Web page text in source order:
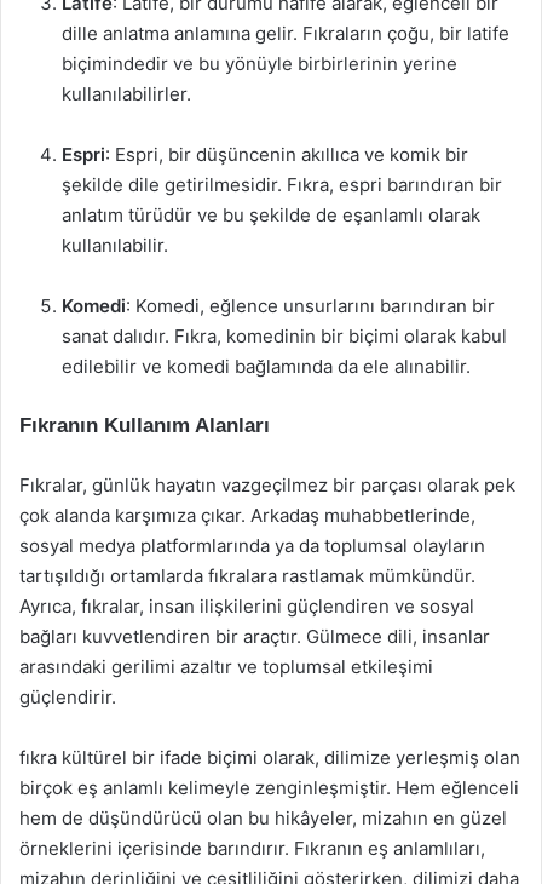
dille anlatma anlamına gelir. Fıkraların çoğu, bir latife
biçimindedir ve bu yönüyle birbirlerinin yerine
kullanılabilirler.
Espri: Espri, bir düşüncenin akıllıca ve komik bir
şekilde dile getirilmesidir. Fıkra, espri barındıran bir
anlatım türüdür ve bu şekilde de eşanlamlı olarak
kullanılabilir.
Komedi: Komedi, eğlence unsurlarını barındıran bir
sanat dalıdır. Fıkra, komedinin bir biçimi olarak kabul
edilebilir ve komedi bağlamında da ele alınabilir.
Fıkranın Kullanım Alanları
Fıkralar, günlük hayatın vazgeçilmez bir parçası olarak pek
çok alanda karşımıza çıkar. Arkadaş muhabbetlerinde,
sosyal medya platformlarında ya da toplumsal olayların
tartışıldığı ortamlarda fıkralara rastlamak mümkündür.
Ayrıca, fıkralar, insan ilişkilerini güçlendiren ve sosyal
bağları kuvvetlendiren bir araçtır. Gülmece dili, insanlar
arasındaki gerilimi azaltır ve toplumsal etkileşimi
güçlendirir.
fıkra kültürel bir ifade biçimi olarak, dilimize yerleşmiş olan
birçok eş anlamlı kelimeyle zenginleşmiştir. Hem eğlenceli
hem de düşündürücü olan bu hikâyeler, mizahın en güzel
örneklerini içerisinde barındırır. Fıkranın eş anlamlıları,
mizahın derinliğini ve çeşitliliğini gösterirken, dilimizi daha